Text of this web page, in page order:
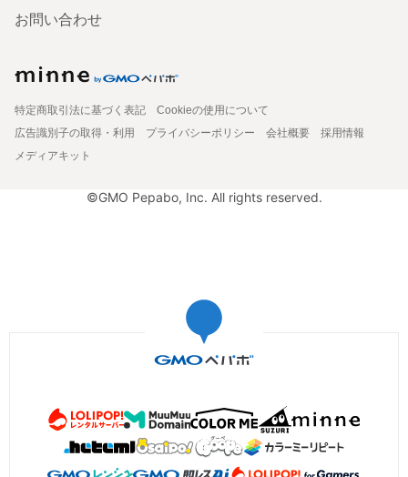
お問い合わせ
特定商取引法に基づく表記
Cookieの使用について
広告識別子の取得・利用
プライバシーポリシー 会社概要
採用情報
メディアキット
©GMO Pepabo, Inc. All rights reserved.